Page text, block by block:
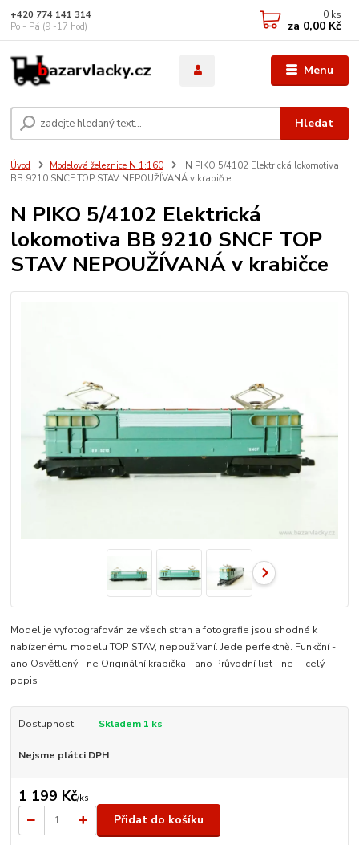
Menu
Hledat
+420 774 141 314
Po - Pá (9 -17 hod)
0 ks
za 0,00 Kč
Úvod Modelová železnice N 1:160
N PIKO 5/4102 Elektrická lokomotiva
BB 9210 SNCF TOP STAV NEPOUŽÍVANÁ v krabičce
N PIKO 5/4102 Elektrická
lokomotiva BB 9210 SNCF TOP
STAV NEPOUŽÍVANÁ v krabičce
Model je vyfotografován ze všech stran a fotografie jsou shodné k
nabízenému modelu TOP STAV, nepoužívaní. Jede perfektně. Funkční -
ano Osvětlený - ne Originální krabička - ano Průvodní list - ne celý
popis
Dostupnost Skladem 1 ks
Nejsme plátci DPH
1 199 Kč/ks
Přidat do košíku